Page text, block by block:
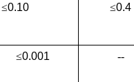
≤0.10 ≤0.4
≤0.001 --